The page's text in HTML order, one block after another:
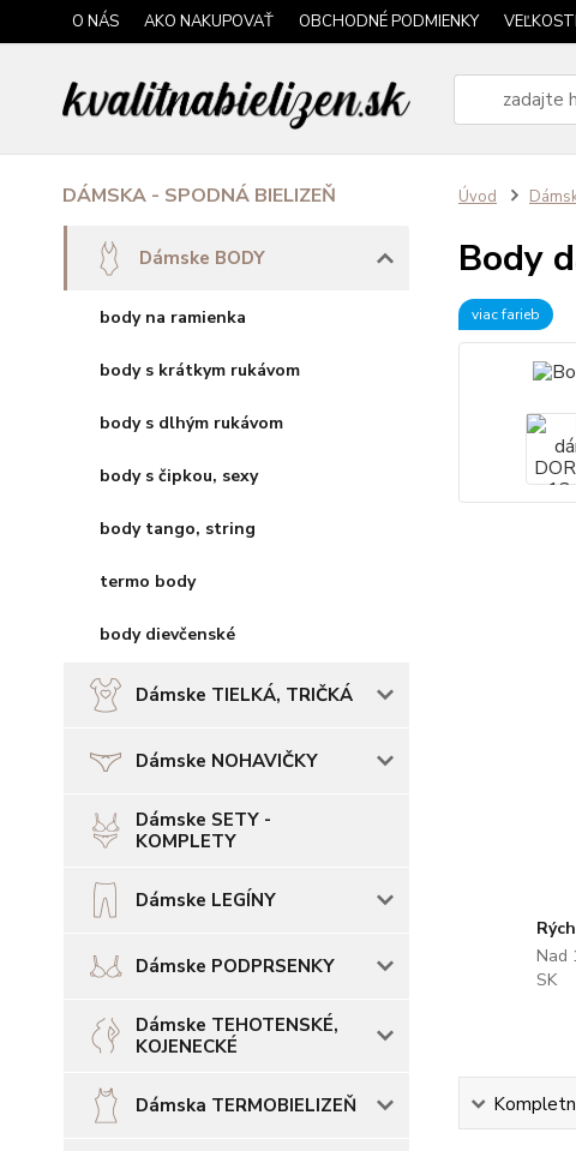
O NÁS AKO NAKUPOVAŤ OBCHODNÉ PODMIENKY
DÁMSKA - SPODNÁ BIELIZEŇ
Dámske BODY
body na ramienka
body s krátkym rukávom
body s dlhým rukávom
body s čipkou, sexy
body tango, string
termo body
body dievčenské
Dámske TIELKÁ, TRIČKÁ
Dámske NOHAVIČKY
Dámske SETY -
KOMPLETY
Dámske LEGÍNY
Dámske PODPRSENKY
Dámske TEHOTENSKÉ,
KOJENECKÉ
Dámska TERMOBIELIZEŇ
Úvod
Body
viac farieb
Nad
SK